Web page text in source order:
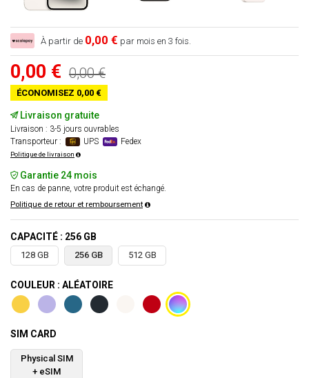
À partir de 0,00 € par mois en 3 fois.
0,00 € 0,00 €
ÉCONOMISEZ 0,00 €
Livraison gratuite
Livraison : 3-5 jours ouvrables
Transporteur :
UPS Fedex
Politique de livraison
Garantie 24 mois
En cas de panne, votre produit est échangé.
Politique de retour et remboursement
CAPACITÉ : 256 GB
128 GB 256 GB 512 GB
COULEUR : ALÉATOIRE
SIM CARD
Physical SIM
+ eSIM